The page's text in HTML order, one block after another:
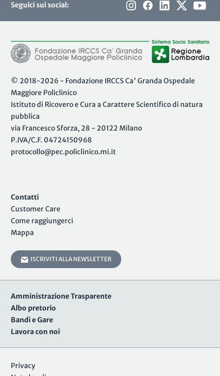
Seguici sui social:
© 2018-2026 - Fondazione IRCCS Ca' Granda Ospedale
Maggiore Policlinico
Istituto di Ricovero e Cura a Carattere Scientifico di natura
pubblica
via Francesco Sforza, 28 - 20122 Milano
P.IVA/C.F. 04724150968
protocollo@pec.policlinico.mi.it
Contatti
Customer Care
Come raggiungerci
Mappa
ISCRIVITI ALLA NEWSLETTER
Amministrazione Trasparente
Albo pretorio
Bandi e Gare
Lavora con noi
Privacy